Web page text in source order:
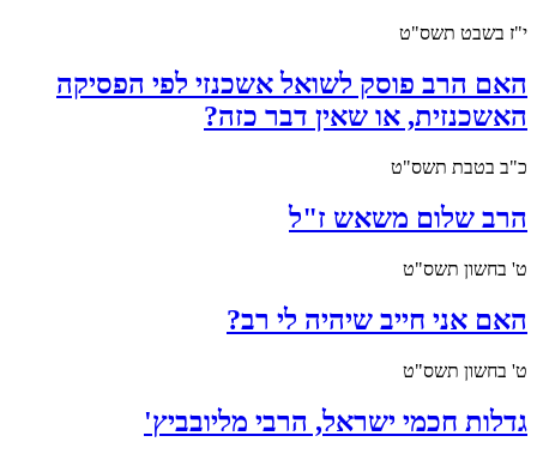
י"ז בשבט תשס"ט
האם הרב פוסק לשואל אשכנזי לפי הפסיקה
האשכנזית, או שאין דבר כזה?
כ"ב בטבת תשס"ט
הרב שלום משאש ז"ל
ט' בחשון תשס"ט
האם אני חייב שיהיה לי רב?
ט' בחשון תשס"ט
גדלות חכמי ישראל, הרבי מליובביץ'